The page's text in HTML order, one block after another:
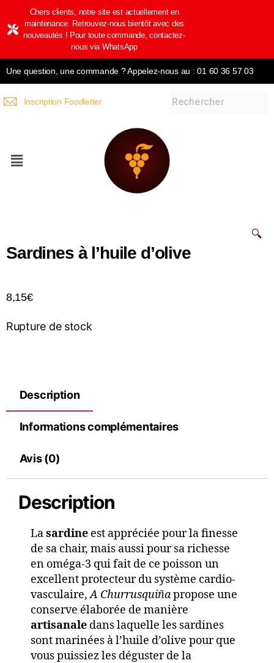
Chers clients, notre site est actuellement en
maintenance. Retrouvez-nous bientôt avec des
nouveautés ! Pour toute commande, contactez-
nous via WhatsApp
Une question, une commande ? Appelez-nous au : 01 60 36 57 03
Inscription Foodletter
🔍
Sardines à l’huile d’olive
8,15€
Rupture de stock
Description
Informations complémentaires
Avis (0)
Description
Lasardine est appréciée pour la finesse
de sa chair, mais aussi pour sa richesse
en oméga-3 qui fait de ce poisson un
excellent protecteur du système cardio-
vasculaire,A Churrusquiñapropose une
conserve élaborée de manière
artisanale dans laquelle les sardines
sont marinées à l’huile d’olive pour que
vous puissiez les déguster de la